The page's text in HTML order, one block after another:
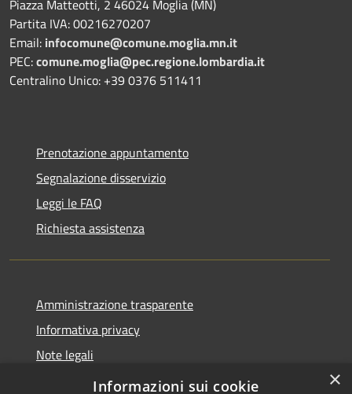
Piazza Matteotti, 2 46024 Moglia (MN)
Partita IVA: 00216270207
Email: infocomune@comune.moglia.mn.it
PEC:comune.moglia@pec.regione.lombardia.it
Centralino Unico: +39 0376 511411
Prenotazione appuntamento
Segnalazione disservizio
Leggi le FAQ
Richiesta assistenza
Amministrazione trasparente
Informativa privacy
Note legali
Dichiarazione di accessibilità
×
Informazioni sui cookie